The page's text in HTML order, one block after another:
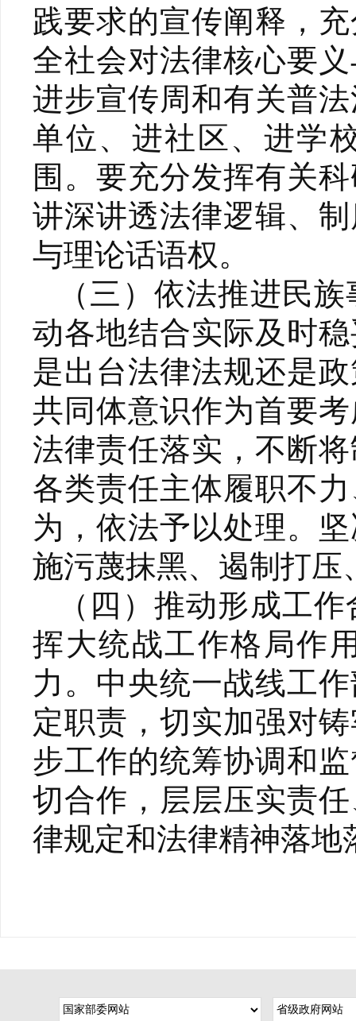
践要求的宣传阐释，
全社会对法律核心要
进步宣传周和有关普
单位、进社区、进学
围。要充分发挥有关
讲深讲透法律逻辑、
与理论话语权。
（三）依法推进民
动各地结合实际及时
是出台法律法规还是
共同体意识作为首要
法律责任落实，不断
各类责任主体履职不
为，依法予以处理。
施污蔑抹黑、遏制打压
（四）推动形成工
挥大统战工作格局作
力。中央统一战线工
定职责，切实加强对
步工作的统筹协调和
切合作，层层压实责
律规定和法律精神落地